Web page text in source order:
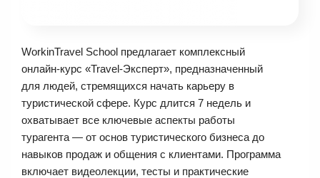
WorkinTravel School предлагает комплексный
онлайн-курс «Travel-Эксперт», предназначенный
для людей, стремящихся начать карьеру в
туристической сфере. Курс длится 7 недель и
охватывает все ключевые аспекты работы
турагента — от основ туристического бизнеса до
навыков продаж и общения с клиентами. Программа
включает видеолекции, тесты и практические